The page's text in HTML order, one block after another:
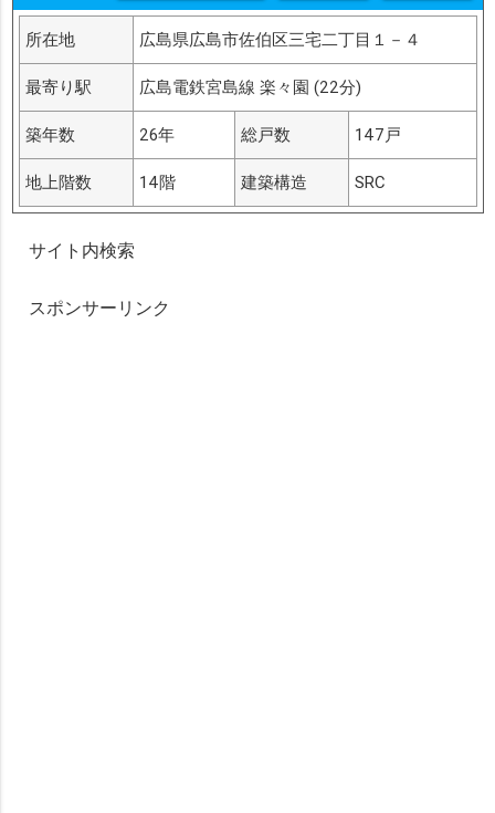
所在地 広島県広島市佐伯区三宅二丁目１－４
最寄り駅 広島電鉄宮島線 楽々園 (22分)
築年数 26年 総戸数 147戸
地上階数 14階 建築構造 SRC
サイト内検索
スポンサーリンク